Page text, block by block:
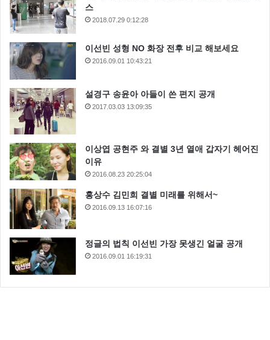
스
2018.07.29 0:12:28
이선빈 성형 NO 화장 전후 비교 해보세요
2016.09.01 10:43:21
설경구 송윤아 아들이 쓴 편지 공개
2017.03.03 13:09:35
이상엽 공현주 와 결별 3년 열애 갑자기 헤어진
이유
2016.08.23 20:25:04
홍상수 김민희 결별 미래를 위해서~
2016.09.13 16:07:16
정글의 법칙 이선빈 가장 못생긴 얼굴 공개
2016.09.01 16:19:31